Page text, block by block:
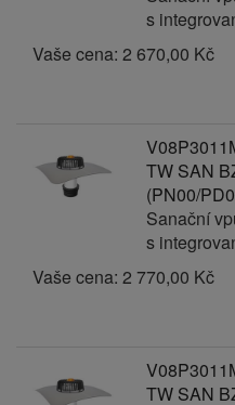
s
Vaše cena: 2 670,00 Kč
TW SAN
(PN00/
Sanační
s
Vaše cena: 2 770,00 Kč
TW SAN